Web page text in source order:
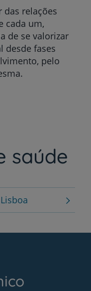
das relações
cada um,
de se valorizar
desde fases
pelo
saúde